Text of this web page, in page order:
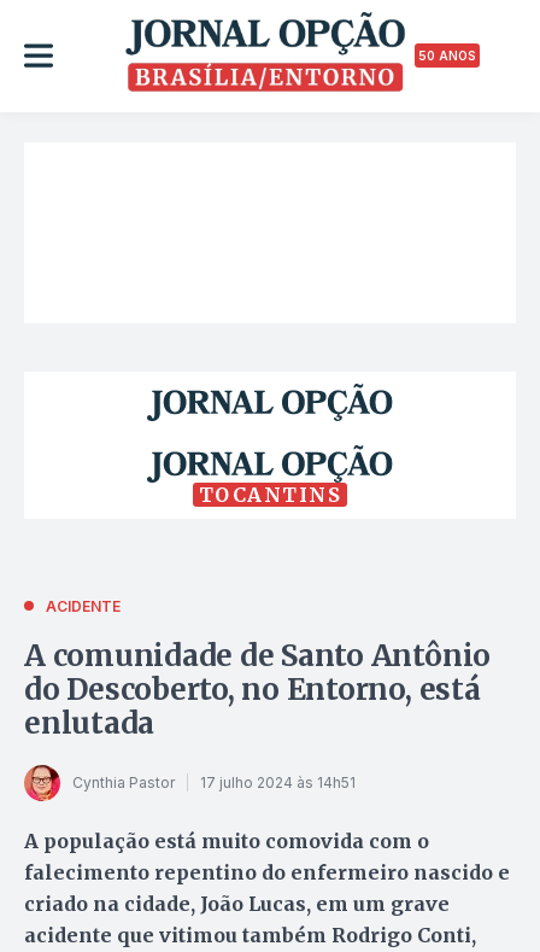
50 ANOS
TOCANTINS
ACIDENTE
A comunidade de Santo Antônio
do Descoberto, no Entorno, está
enlutada
Cynthia Pastor 17 julho 2024 às 14h51
A população está muito comovida com o
falecimento repentino do enfermeiro nascido e
criado na cidade, João Lucas, em um grave
acidente que vitimou também Rodrigo Conti,